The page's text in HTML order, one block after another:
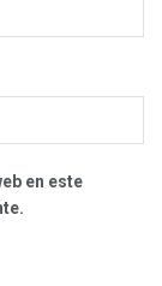
en este